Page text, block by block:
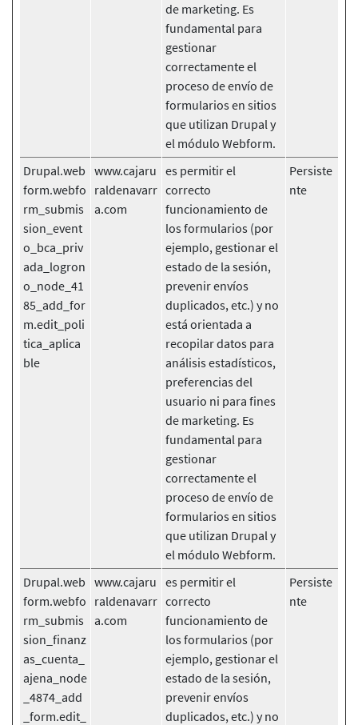
de marketing. Es
fundamental para
gestionar
correctamente el
proceso de envío de
formularios en sitios
que utilizan Drupal y
el módulo Webform.
Drupal.web
form.webfo
rm_submis
sion_event
o_bca_priv
ada_logron
o_node_41
85_add_for
m.edit_poli
tica_aplica
ble
www.cajaru
raldenavarr
a.com
es permitir el
correcto
funcionamiento de
los formularios (por
ejemplo, gestionar el
estado de la sesión,
prevenir envíos
duplicados, etc.) y no
está orientada a
recopilar datos para
análisis estadísticos,
preferencias del
usuario ni para fines
de marketing. Es
fundamental para
gestionar
correctamente el
proceso de envío de
formularios en sitios
que utilizan Drupal y
el módulo Webform.
Persiste
nte
Drupal.web
form.webfo
rm_submis
sion_finanz
as_cuenta_
ajena_node
_4874_add
_form.edit_
www.cajaru
raldenavarr
a.com
es permitir el
correcto
funcionamiento de
los formularios (por
ejemplo, gestionar el
estado de la sesión,
prevenir envíos
duplicados, etc.) y no
Persiste
nte